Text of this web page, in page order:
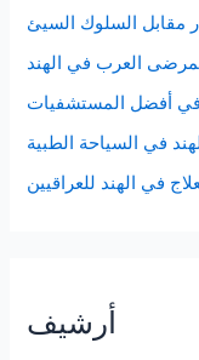
العرب في الهند
في أفضل المستشفيات
في السياحة الطبية
في الهند للعراقيين
أرشيف